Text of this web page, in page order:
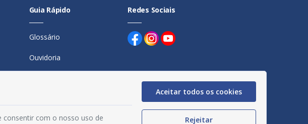
Guia Rápido
Glossário
Ouvidoria
Manual de Navegação
Redes Sociais
consentir com o nosso uso de
Aceitar todos os cookies
Rejeitar